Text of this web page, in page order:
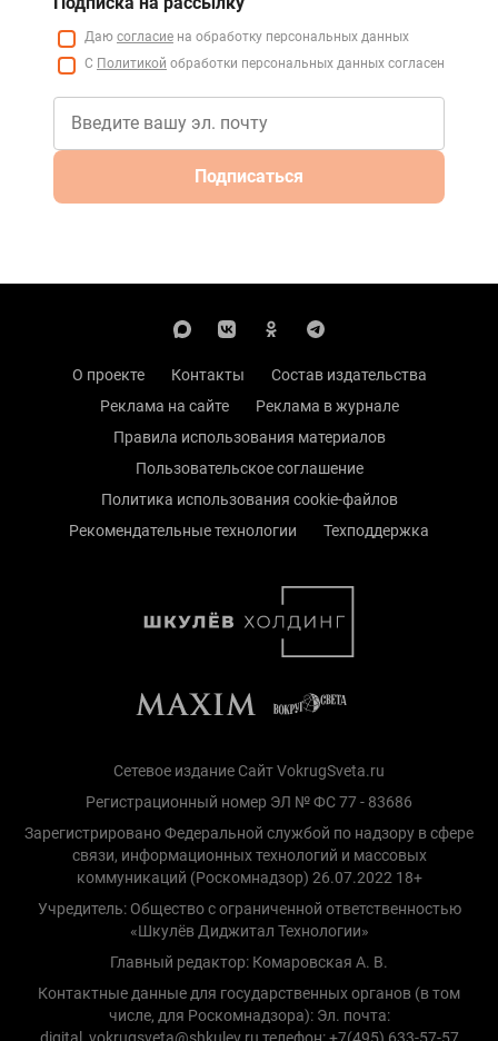
Даю согласие на обработку персональных данных
С Политикой обработки персональных данных согласен
Подписаться
О проекте Контакты
Состав издательства
Реклама на сайте
Реклама в журнале
Правила использования материалов
Пользовательское соглашение
Политика использования cookie-файлов
Рекомендательные технологии
Техподдержка
Сетевое издание Сайт VokrugSveta.ru
Регистрационный номер ЭЛ № ФС 77 - 83686
Зарегистрировано Федеральной службой по надзору в сфере
связи, информационных технологий и массовых
коммуникаций (Роскомнадзор) 26.07.2022 18+
Учредитель: Общество с ограниченной ответственностью
«Шкулёв Диджитал Технологии»
Главный редактор: Комаровская А. В.
Контактные данные для государственных органов (в том
числе, для Роскомнадзора): Эл. почта:
digital_vokrugsveta@shkulev.ru телефон: +7(495) 633-57-57